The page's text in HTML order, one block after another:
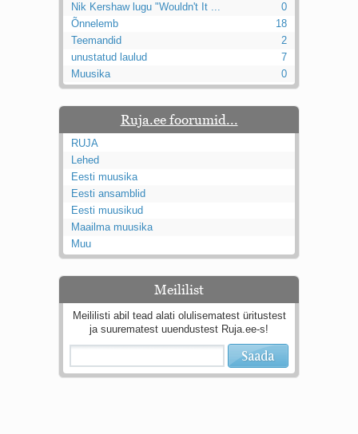
Perekondlik
Kassimäng
Läänemere lained
Üle müüri
Valgusemaastikud
Kaks pihtimust
Ahtumine
Braueri lint
Nik Kershaw lugu "Wouldn't It ...
0
Õnnelemb
18
Teemandid
2
unustatud laulud
7
Muusika
0
Ruja.ee foorumid...
RUJA
Lehed
Eesti muusika
Eesti ansamblid
Eesti muusikud
Maailma muusika
Muu
Meililist
Meililisti abil tead alati olulisematest üritustest
ja suurematest uuendustest Ruja.ee-s!